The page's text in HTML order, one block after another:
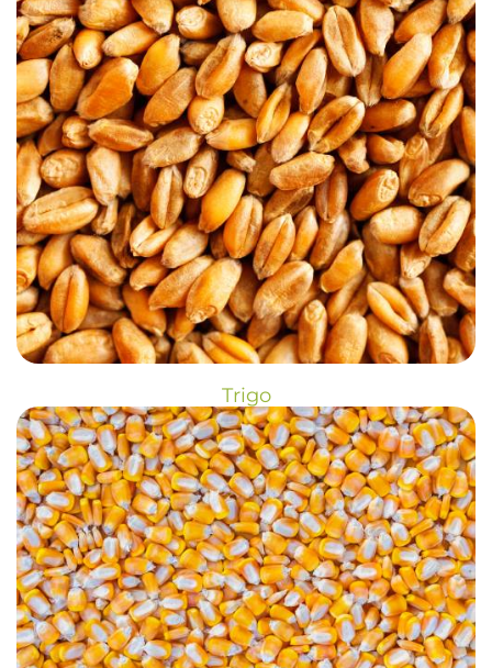
Trigo